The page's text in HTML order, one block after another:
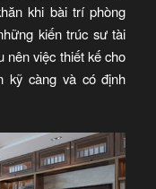
khi bài trí phòng
kiến trúc sư tài
nên việc thiết kế cho
kỹ càng và có định